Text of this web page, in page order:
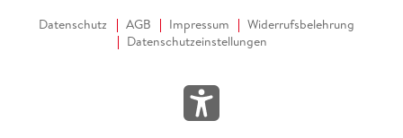
Datenschutz AGB Impressum
Widerrufsbelehrung
Datenschutzeinstellungen